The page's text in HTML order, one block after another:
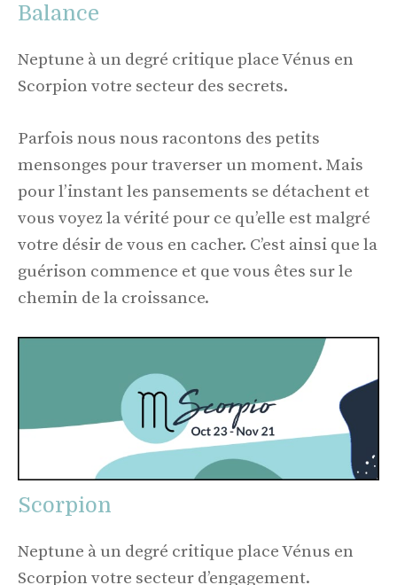
Balance
Neptune à un degré critique place Vénus en
Scorpion votre secteur des secrets.
Parfois nous nous racontons des petits
mensonges pour traverser un moment. Mais
pour l’instant les pansements se détachent et
vous voyez la vérité pour ce qu’elle est malgré
votre désir de vous en cacher. C’est ainsi que la
guérison commence et que vous êtes sur le
chemin de la croissance.
Scorpion
Neptune à un degré critique place Vénus en
Scorpion votre secteur d’engagement.